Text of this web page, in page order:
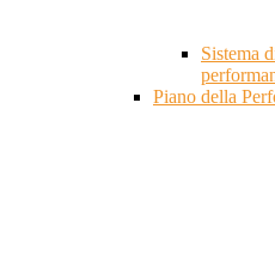
Sistema
Piano della